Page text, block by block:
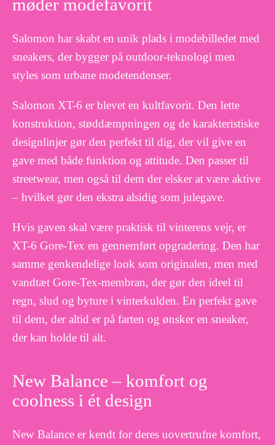
møder modefavorit
Salomon har skabt en unik plads i modebilledet med
sneakers, der bygger på outdoor-teknologi men
styles som urbane modetendenser.
Salomon XT-6 er blevet en kultfavorit. Den lette
konstruktion, støddæmpningen og de karakteristiske
designlinjer gør den perfekt til dig, der vil give en
gave med både funktion og attitude. Den passer til
streetwear, men også til dem der elsker at være aktive
– hvilket gør den ekstra alsidig som julegave.
Hvis gaven skal være praktisk til vinterens vejr, er
XT-6 Gore-Tex en gennemført opgradering. Den har
samme genkendelige look som originalen, men med
vandtæt Gore-Tex-membran, der gør den ideel til
regn, slud og byture i vinterkulden. En perfekt gave
til dem, der altid er på farten og ønsker en sneaker,
der kan holde til alt.
New Balance – komfort og
coolness i ét design
New Balance er kendt for deres uovertrufne komfort,